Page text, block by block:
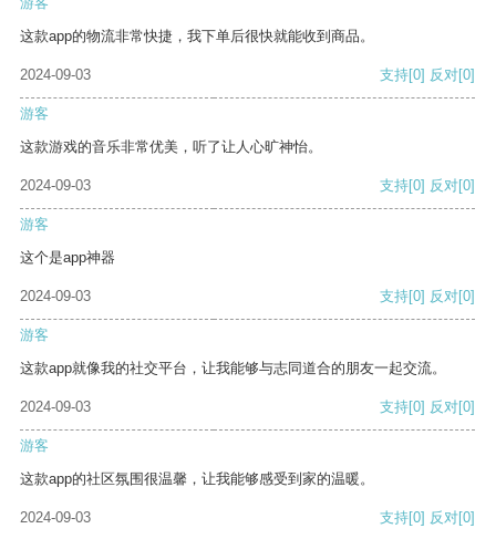
这款app的物流非常快捷，我下单后很快就能收到商品。
2024-09-03 支持[0] 反对[0]
游客
这款游戏的音乐非常优美，听了让人心旷神怡。
2024-09-03 支持[0] 反对[0]
游客
这个是app神器
2024-09-03 支持[0] 反对[0]
游客
这款app就像我的社交平台，让我能够与志同道合的朋友一起交流。
2024-09-03 支持[0] 反对[0]
游客
这款app的社区氛围很温馨，让我能够感受到家的温暖。
2024-09-03 支持[0] 反对[0]